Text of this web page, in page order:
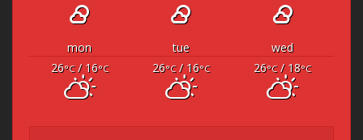
mon tue
wed
26°C/ 16°C 26°C/ 16°C 26°C/ 18°C